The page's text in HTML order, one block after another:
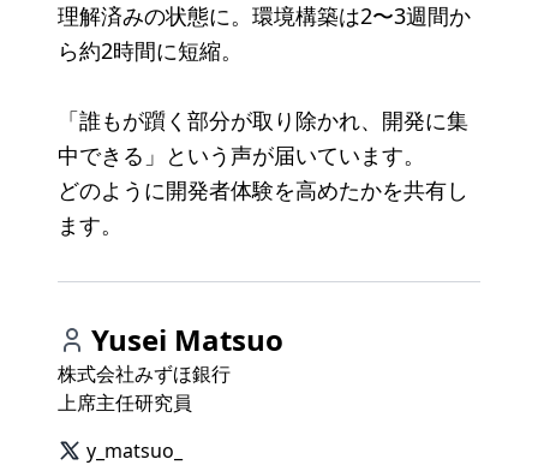
理解済みの状態に。環境構築は2〜3週間か
ら約2時間に短縮。
「誰もが躓く部分が取り除かれ、開発に集
中できる」という声が届いています。
どのように開発者体験を高めたかを共有し
ます。
Yusei Matsuo
株式会社みずほ銀行
上席主任研究員
y_matsuo_